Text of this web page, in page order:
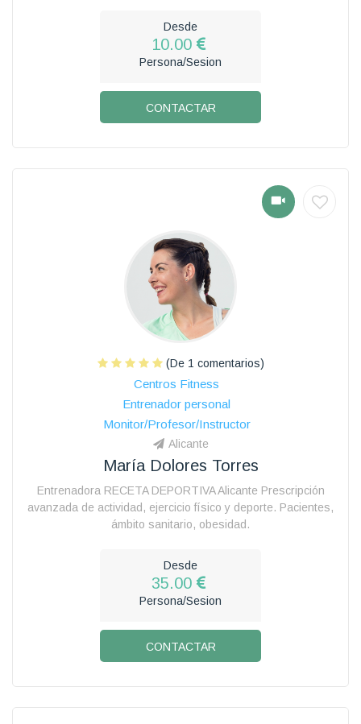
Desde
10.00
Persona/Sesion
CONTACTAR
(De 1 comentarios)
Centros Fitness
Entrenador personal
Monitor/Profesor/Instructor
Alicante
María Dolores Torres
Entrenadora RECETA DEPORTIVA Alicante Prescripción
avanzada de actividad, ejercicio físico y deporte. Pacientes,
ámbito sanitario, obesidad.
Desde
35.00
Persona/Sesion
CONTACTAR